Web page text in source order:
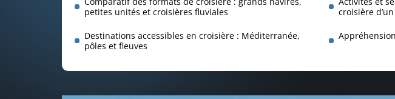
petites unités et croisières fluviales
croisière
Destinations accessibles en croisière : Méditerranée,
pôles et fleuves